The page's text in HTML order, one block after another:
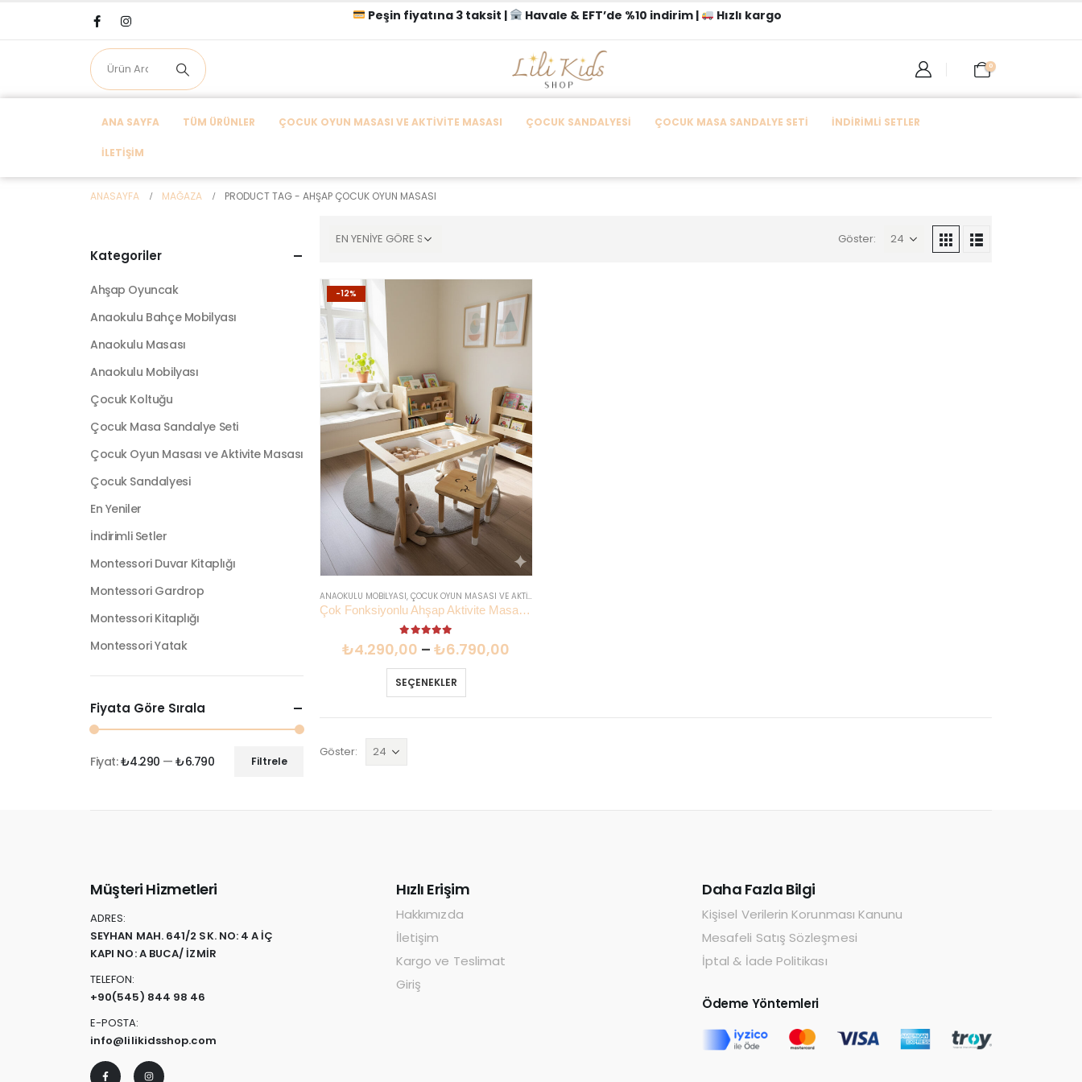
Peşin fiyatına 3 taksit | Havale & EFT’de %10 indirim | Hızlı kargo
0
ANA SAYFA TÜM ÜRÜNLER ÇOCUK OYUN MASASI VE AKTIVITE MASASI ÇOCUK SANDALYESI ÇOCUK MASA SANDALYE SETI İNDIRIMLI SETLER
İLETIŞIM
ANASAYFA MAĞAZA PRODUCT TAG - AHŞAP ÇOCUK OYUN MASASI
Göster:
-12%
ANAOKULU MOBILYASI, ÇOCUK OYUN MASASI VE AKTIVITE MASASI
Çok Fonksiyonlu Ahşap Aktivite Masası | Lilikids Shop
5.00 out of 5
₺4.290,00 –₺6.790,00
SEÇENEKLER
Göster:
Kategoriler
Ahşap Oyuncak
Anaokulu Bahçe Mobilyası
Anaokulu Masası
Anaokulu Mobilyası
Çocuk Koltuğu
Çocuk Masa Sandalye Seti
Çocuk Oyun Masası ve Aktivite Masası
Çocuk Sandalyesi
En Yeniler
İndirimli Setler
Montessori Duvar Kitaplığı
Montessori Gardrop
Montessori Kitaplığı
Montessori Yatak
Fiyata Göre Sırala
Filtrele
Fiyat:₺4.290 —₺6.790
Müşteri Hizmetleri
ADRES:
SEYHAN MAH. 641/2 SK. NO: 4 A İÇ
KAPI NO: A BUCA/ İZMİR
TELEFON:
+90(545) 844 98 46
E-POSTA:
info@lilikidsshop.com
Hızlı Erişim
Hakkımızda
İletişim
Kargo ve Teslimat
Giriş
Daha Fazla Bilgi
Kişisel Verilerin Korunması Kanunu
Mesafeli Satış Sözleşmesi
İptal & İade Politikası
Ödeme Yöntemleri